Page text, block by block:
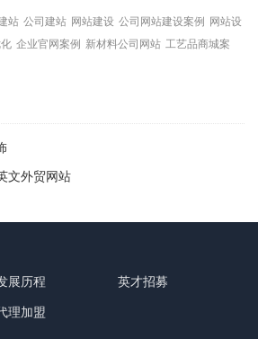
站 公司建站 网站建设 公司网站建设案例
网站设
企业官网案例 新材料公司网站 工艺品商城案
文外贸网站
展历程 英才招募
理加盟